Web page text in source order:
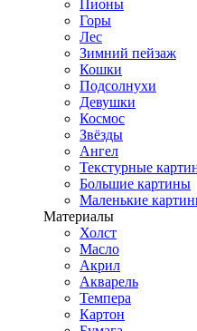
Пионы
Горы
Лес
Зимний пейзаж
Кошки
Подсолнухи
Девушки
Космос
Звёзды
Ангел
Текстурные
Большие картины
Маленькие
Материалы
Холст
Масло
Акрил
Акварель
Темпера
Картон